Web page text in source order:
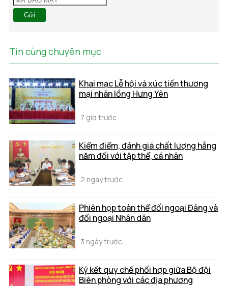
Gửi
Tin cùng chuyên mục
Khai mạc Lễ hội và xúc tiến thương
mại nhãn lồng Hưng Yên
7 giờ trước
Kiểm điểm, đánh giá chất lượng hằng
năm đối với tập thể, cá nhân
2 ngày trước
Phiên họp toàn thể đối ngoại Đảng và
đối ngoại Nhân dân
3 ngày trước
Ký kết quy chế phối hợp giữa Bộ đội
Biên phòng với các địa phương